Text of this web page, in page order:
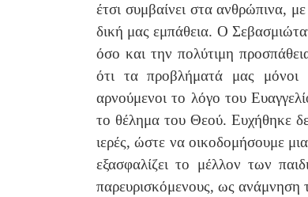
έτσι συμβαίνει στα ανθρώπινα,
δική μας εμπάθεια. Ο
όσο και την πολύτιμη
ότι τα προβλήματά μας μόνοι
αρνούμενοι το λόγο του
το θέλημα του Θεού. Ευχήθηκε δε
ιερές, ώστε να οικοδομήσουμε
εξασφαλίζει το μέλλον των
παρευρισκόμενους, ως ανάμνηση